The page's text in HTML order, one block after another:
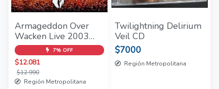
Armageddon Over
Wacken Live 2003
2CD - (2004)
7% OFF
$12.081
$12.990
Región Metropolitana
Twilightning Delirium
Veil CD
$7000
Región Metropolitana